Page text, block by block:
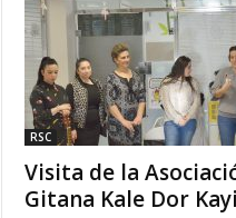
RSC
Visita de la
Gitana Kale Dor